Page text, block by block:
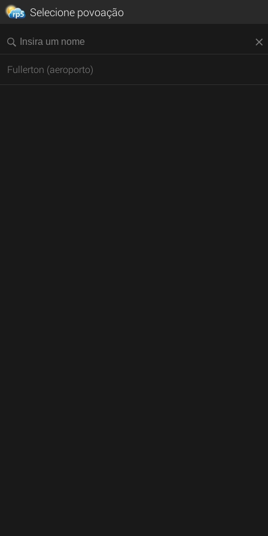
Selecione povoação
Fullerton (aeroporto)